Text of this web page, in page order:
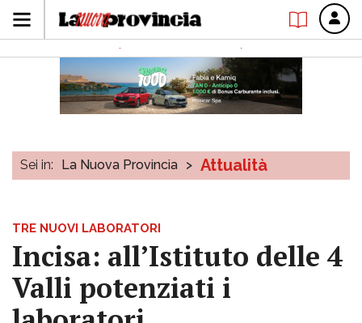
Sei in: La Nuova Provincia > Attualità
TRE NUOVI LABORATORI
Incisa: all’Istituto delle 4
Valli potenziati i